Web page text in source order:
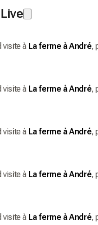
visite à La ferme à André,
visite à La ferme à André,
visite à La ferme à André,
visite à La ferme à André,
visite à La ferme à André,